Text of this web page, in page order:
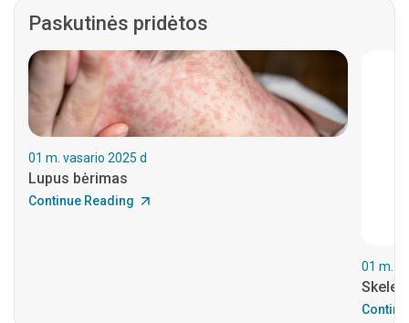
Paskutinės pridėtos
01 m. vasario 2025 d
Lupus bėrimas
Continue Reading
01 m.